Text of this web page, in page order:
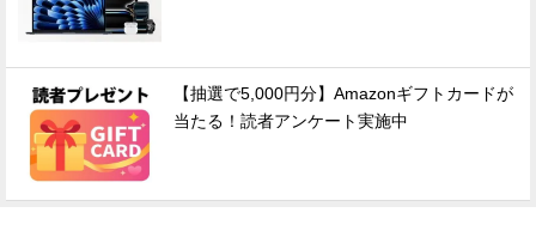
【抽選で5,000円分】Amazonギフトカードが
当たる！読者アンケート実施中